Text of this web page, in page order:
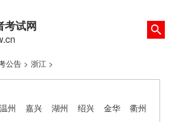
考试网
公告 > 浙江 >
温州 嘉兴 湖州 绍兴 金华
衢州